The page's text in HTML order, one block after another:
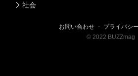
社会
お問い合わせ ・ プライバシ
© 2022 BUZZmag